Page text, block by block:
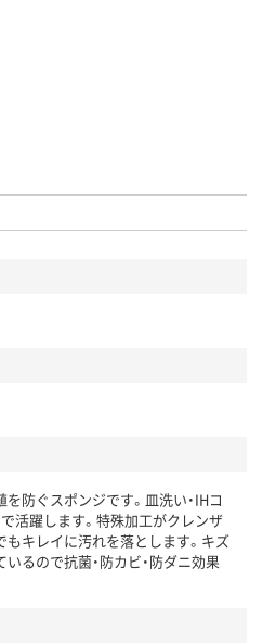
防ぐスポンジです。皿洗い・IHコ
活躍します。特殊加工がクレンザ
キレイに汚れを落とします。キズ
るので抗菌・防カビ・防ダニ効果